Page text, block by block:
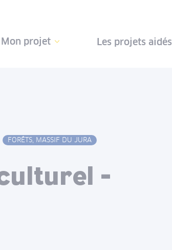
Mon projet Les projets aidés
FORÊTS, MASSIF DU JURA
-